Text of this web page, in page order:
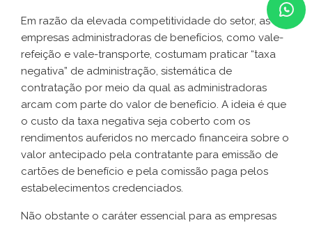
Em razão da elevada competitividade do setor, as
empresas administradoras de benefícios, como vale-
refeição e vale-transporte, costumam praticar “taxa
negativa” de administração, sistemática de
contratação por meio da qual as administradoras
arcam com parte do valor de benefício. A ideia é que
o custo da taxa negativa seja coberto com os
rendimentos auferidos no mercado financeira sobre o
valor antecipado pela contratante para emissão de
cartões de benefício e pela comissão paga pelos
estabelecimentos credenciados.
Não obstante o caráter essencial para as empresas